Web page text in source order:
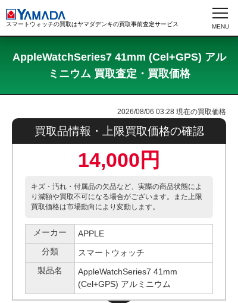
スマートウォッチの買取はヤマダデンキの買取事前査定サービス
AppleWatchSeries7 41mm (Cel+GPS) アル
ミニウム 買取査定・買取価格
2026/08/06 03:28 現在の買取価格
買取品情報・上限買取価格の確認
14,000円
キズ・汚れ・付属品の欠品など、実際の商品状態によ
り減額や買取不可になる場合がございます。また上限
買取価格は市場動向により変動します。
メーカー
APPLE
分類
スマートウォッチ
製品名
AppleWatchSeries7 41mm
(Cel+GPS) アルミニウム